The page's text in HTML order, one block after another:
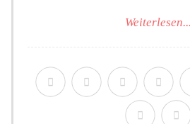
Weiterlesen...